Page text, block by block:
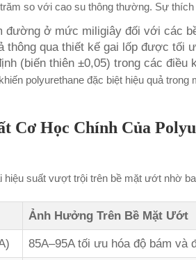
so với cao su thông thường. Sự thích
đường ở mức miligiây đối với các
thông qua thiết kế gai lốp được tối
(biến thiên ±0,05) trong các điều
polyurethane đặc biệt hiệu quả
Cơ Học Chính Của
hiệu suất vượt trội trên bề mặt ướt nhờ
Ảnh Hưởng Trên Bề Mặt Ướt
85A–95A tối ưu hóa độ bám và